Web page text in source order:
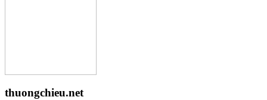
thuongchieu.net